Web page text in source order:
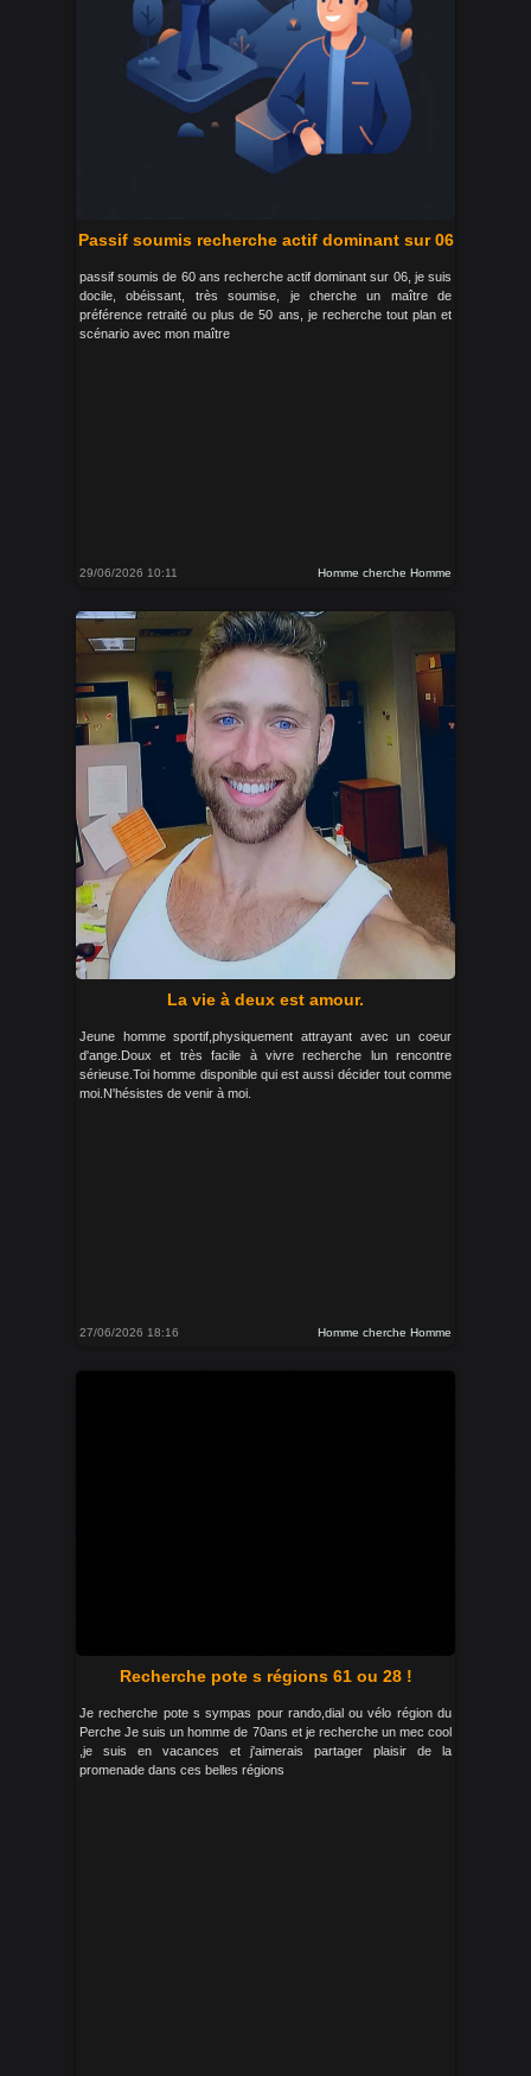
Passif soumis recherche actif dominant sur 06
passif soumis de 60 ans recherche actif dominant sur 06, je suis
docile, obéissant, très soumise, je cherche un maître de
préférence retraité ou plus de 50 ans, je recherche tout plan et
scénario avec mon maître
29/06/2026 10:11 Homme cherche Homme
La vie à deux est amour.
Jeune homme sportif,physiquement attrayant avec un coeur
d'ange.Doux et très facile à vivre recherche lun rencontre
sérieuse.Toi homme disponible qui est aussi décider tout comme
moi.N'hésistes de venir à moi.
27/06/2026 18:16 Homme cherche Homme
Recherche pote s régions 61 ou 28 !
Je recherche pote s sympas pour rando,dial ou vélo région du
Perche Je suis un homme de 70ans et je recherche un mec cool
,je suis en vacances et j'aimerais partager plaisir de la
promenade dans ces belles régions